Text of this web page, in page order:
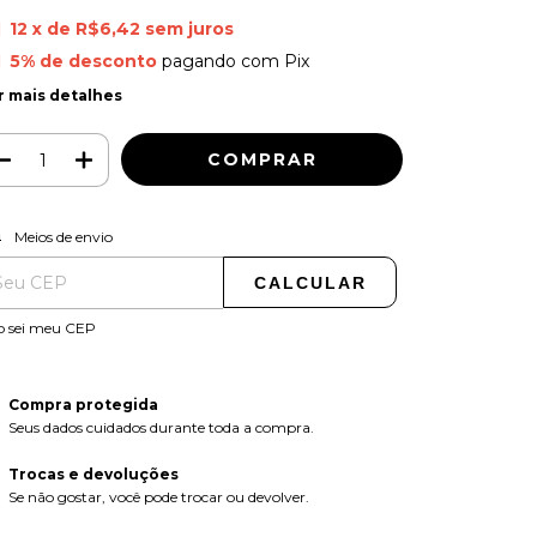
12 x de R$6,42 sem juros
5% de descontopagando com Pix
mais detalhes
para o CEP:
Meios de envio
CALCULAR
sei meu CEP
Compra protegida
Seus dados cuidados durante toda a compra.
Trocas e devoluções
Se não gostar, você pode trocar ou devolver.